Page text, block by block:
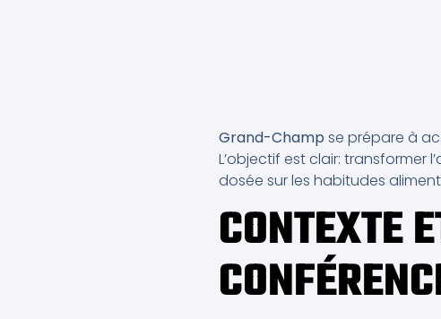
Grand-Champ se prépare à
L’objectif est clair: transformer
dosée sur les habitudes
CONTEXTE